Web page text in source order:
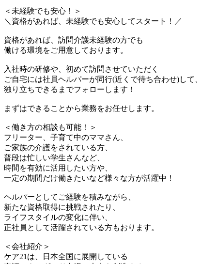
＜未経験でも安心！＞
＼資格があれば、未経験でも安心してスタート！／
資格があれば、訪問介護未経験の方でも
働ける環境をご用意しております。
入社時の研修や、初めて訪問させていただく
ご自宅には社員ヘルパーが同行(近くで待ち合わせ)して、
独り立ちできるまでフォローします！
まずはできることから業務をお任せします。
＜働き方の相談も可能！＞
フリーター、子育て中のママさん、
ご家族の介護をされている方、
普段は忙しい学生さんなど、
時間を有効に活用したい方や、
一定の期間だけ働きたいなど様々な方が活躍中！
ヘルパーとしてご経験を積みながら、
新たな資格取得に挑戦されたり、
ライフスタイルの変化に伴い、
正社員として活躍されている方もおります。
＜会社紹介＞
ケア21は、日本全国に展開している